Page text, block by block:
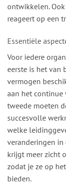
ontwikkelen.
reageert op een
Essentiële
Voor iedere
eerste is het van
vermogen
aan het continue
tweede moeten
succesvolle
welke
veranderingen in
krijgt meer zicht
zodat je ze op
bieden.